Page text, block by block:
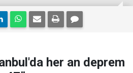
her an deprem